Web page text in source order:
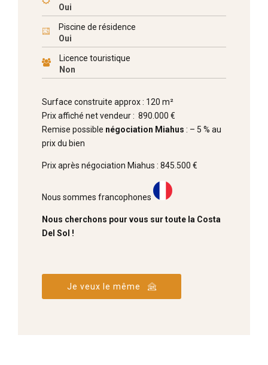
Oui
Piscine de résidence
Oui
Licence touristique
Non
Surface construite approx : 120 m²
Prix affiché net vendeur : 890.000 €
Remise possible négociation Miahus : – 5 % au
prix du bien
Prix après négociation Miahus : 845.500 €
Nous sommes francophones
Nous cherchons pour vous sur toute la Costa
Del Sol !
Je veux le même